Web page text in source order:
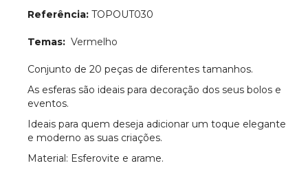
Referência: TOPOUT030
Temas: Vermelho
Conjunto de 20 peças de diferentes tamanhos.
As esferas são ideais para decoração dos seus bolos e
eventos.
Ideais para quem deseja adicionar um toque elegante
e moderno as suas criações.
Material: Esferovite e arame.